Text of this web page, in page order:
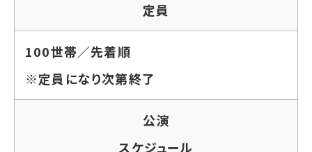
定員
100世帯／先着順
※定員になり次第終了
公演
スケジュール